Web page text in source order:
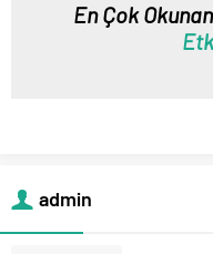
En Çok
admin